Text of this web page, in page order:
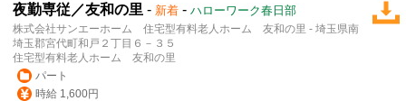
夜勤専従／友和の里 - 新着 - ハローワーク春日部
株式会社サンエーホーム 住宅型有料老人ホーム 友和の里 - 埼玉県南
埼玉郡宮代町和戸２丁目６－３５
住宅型有料老人ホーム 友和の里
パート
時給 1,600円